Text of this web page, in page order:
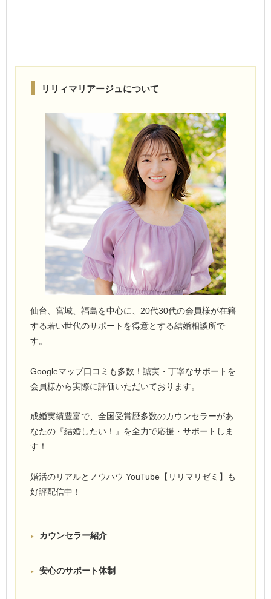
リリィマリアージュについて
仙台、宮城、福島を中心に、20代30代の会員様が在籍
する若い世代のサポートを得意とする結婚相談所で
す。
Googleマップ口コミも多数！誠実・丁寧なサポートを
会員様から実際に評価いただいております。
成婚実績豊富で、全国受賞歴多数のカウンセラーがあ
なたの『結婚したい！』を全力で応援・サポートしま
す！
婚活のリアルとノウハウ YouTube【リリマリゼミ】も
好評配信中！
カウンセラー紹介
安心のサポート体制